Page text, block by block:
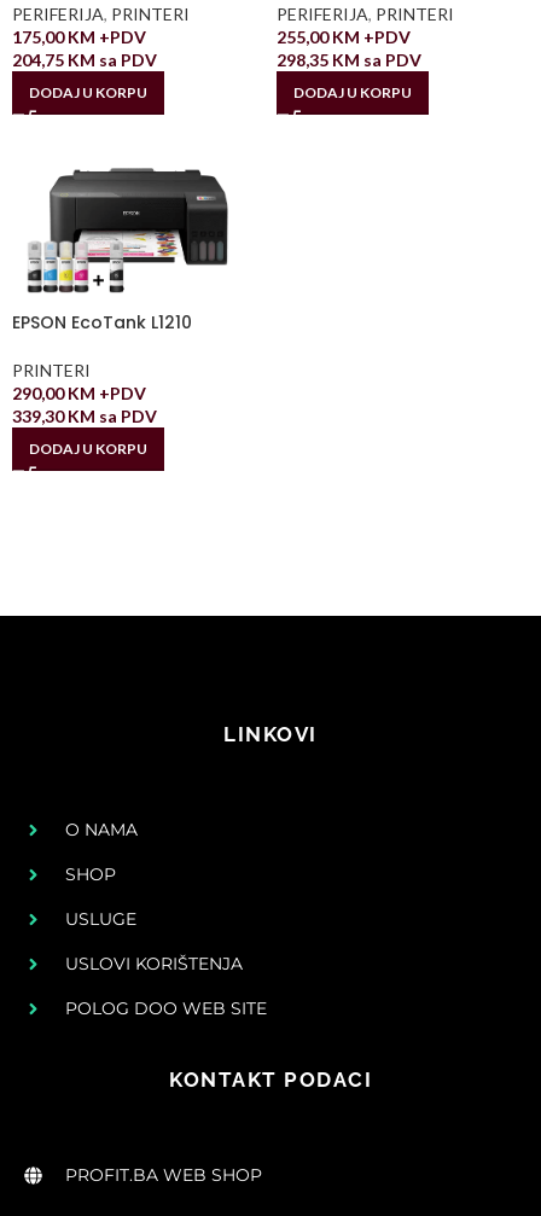
PERIFERIJA, PRINTERI
175,00KM +PDV
204,75 KM sa PDV
DODAJ U KORPU
PERIFERIJA, PRINTERI
255,00KM +PDV
298,35 KM sa PDV
DODAJ U KORPU
EPSON EcoTank L1210
PRINTERI
290,00KM +PDV
339,30KM sa PDV
DODAJ U KORPU
LINKOVI
O NAMA
SHOP
USLUGE
USLOVI KORIŠTENJA
POLOG DOO WEB SITE
KONTAKT PODACI
PROFIT.BA WEB SHOP